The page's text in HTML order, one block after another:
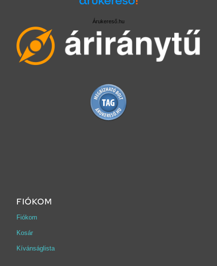
Árukereső.hu
FIÓKOM
Fiókom
Kosár
Kívánságlista